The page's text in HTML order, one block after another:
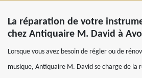
La réparation de votre
chez Antiquaire M. David à
Lorsque vous avez besoin de régler ou de
musique, Antiquaire M. David se charge de